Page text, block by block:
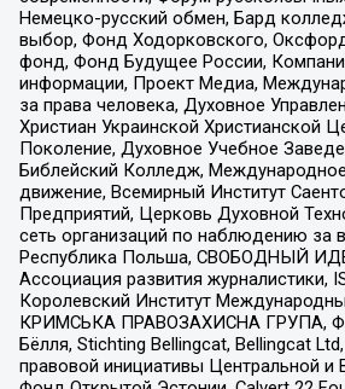
Немецко-русский обмен, Бард
выбор, Фонд Ходорковского,
фонд, Фонд Будущее России,
информации, Проект Медиа,
за права человека, Духовное
Христиан Украинской Христианской
Поколение, Духовное Учебное
Библейский Колледж,
движение, Всемирный Институт
Предприятий, Церковь Духовной
сеть организаций по наблюдению за
Республика Польша, СВОБОДНЫЙ
Ассоциация развития журналистики,
Королевский Институт
КРИМСЬКА ПРАВОЗАХИСНА ГРУПА,
Бёлля, Stichting Bellingcat, Bellingcat
правовой инициативы Центральной и